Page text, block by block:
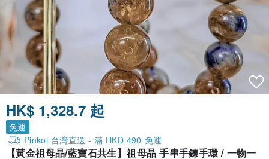
HK$ 1,328.7 起
免運
Pinkoi 台灣直送 - 滿 HKD 490 免運
【黃金祖母晶/藍寶石共生】祖母晶 手串手鍊手環 / 一物一